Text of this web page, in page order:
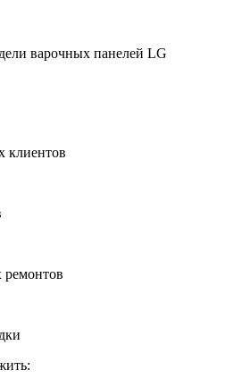
варочных панелей LG
клиентов
ремонтов